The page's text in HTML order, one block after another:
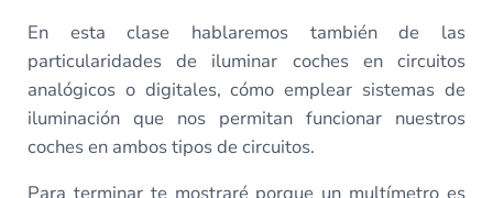
En esta clase hablaremos también de las
particularidades de iluminar coches en circuitos
analógicos o digitales, cómo emplear sistemas de
iluminación que nos permitan funcionar nuestros
coches en ambos tipos de circuitos.
Para terminar te mostraré porque un multímetro es